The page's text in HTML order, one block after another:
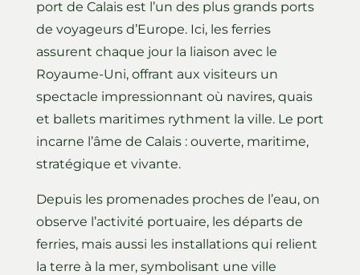
port de Calais est l’un des plus grands ports
de voyageurs d’Europe. Ici, les ferries
assurent chaque jour la liaison avec le
Royaume-Uni, offrant aux visiteurs un
spectacle impressionnant où navires, quais
et ballets maritimes rythment la ville. Le port
incarne l’âme de Calais : ouverte, maritime,
stratégique et vivante.
Depuis les promenades proches de l’eau, on
observe l’activité portuaire, les départs de
ferries, mais aussi les installations qui relient
la terre à la mer, symbolisant une ville